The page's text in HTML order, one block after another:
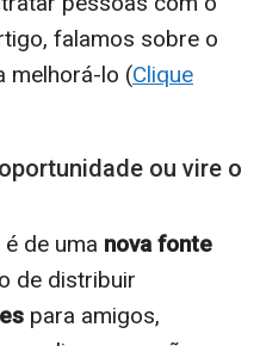
falamos sobre o
melhorá-lo (Clique
ou vire o
de uma nova fonte
de distribuir
para amigos,